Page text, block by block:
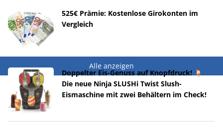
525€ Prämie: Kostenlose Girokonten im
Vergleich
Alle anzeigen
Doppelter Eis-Genuss auf Knopfdruck! 🍹
Die neue Ninja SLUSHi Twist Slush-
Eismaschine mit zwei Behältern im Check!